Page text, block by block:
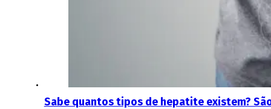
Sabe quantos tipos de hepatite existem?